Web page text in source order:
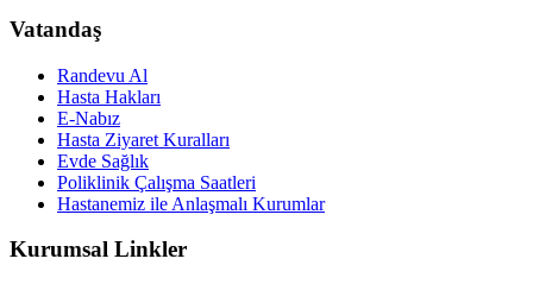
Vatandaş
Randevu Al
Hasta Hakları
E-Nabız
Hasta Ziyaret Kuralları
Evde Sağlık
Poliklinik Çalışma Saatleri
Hastanemiz ile Anlaşmalı Kurumlar
Kurumsal Linkler